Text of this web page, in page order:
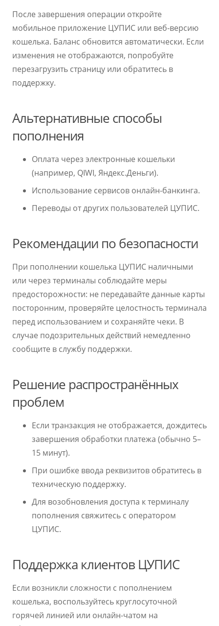
После завершения операции откройте
мобильное приложение ЦУПИС или веб-версию
кошелька. Баланс обновится автоматически. Если
изменения не отображаются, попробуйте
перезагрузить страницу или обратитесь в
поддержку.
Альтернативные способы
пополнения
Оплата через электронные кошельки
(например, QIWI, Яндекс.Деньги).
Использование сервисов онлайн-банкинга.
Переводы от других пользователей ЦУПИС.
Рекомендации по безопасности
При пополнении кошелька ЦУПИС наличными
или через терминалы соблюдайте меры
предосторожности: не передавайте данные карты
посторонним, проверяйте целостность терминала
перед использованием и сохраняйте чеки. В
случае подозрительных действий немедленно
сообщите в службу поддержки.
Решение распространённых
проблем
Если транзакция не отображается, дождитесь
завершения обработки платежа (обычно 5–
15 минут).
При ошибке ввода реквизитов обратитесь в
техническую поддержку.
Для возобновления доступа к терминалу
пополнения свяжитесь с оператором
ЦУПИС.
Поддержка клиентов ЦУПИС
Если возникли сложности с пополнением
кошелька, воспользуйтесь круглосуточной
горячей линией или онлайн-чатом на